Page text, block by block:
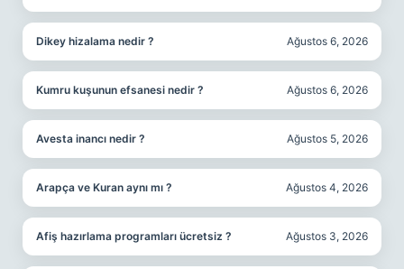
Dikey hizalama nedir ? Ağustos 6, 2026
Kumru kuşunun efsanesi nedir ? Ağustos 6, 2026
Avesta inancı nedir ? Ağustos 5, 2026
Arapça ve Kuran aynı mı ? Ağustos 4, 2026
Afiş hazırlama programları ücretsiz ? Ağustos 3, 2026